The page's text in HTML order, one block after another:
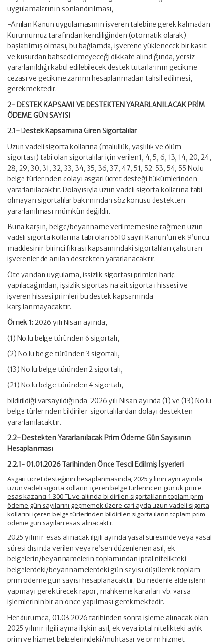
uygulamalarının sonlandırılması,
-Anılan Kanun uygulamasının işveren talebine gerek kalmadan
Kurumumuz tarafından kendiliğinden (otomatik olarak)
başlatılmış olması, bu bağlamda, işverene yüklenecek bir kasıt
ve kusurdan bahsedilemeyeceği dikkate alındığında, yersiz
yararlanıldığı kabul edilebilecek destek tutarlarının gecikme
cezası ve gecikme zammı hesaplanmadan tahsil edilmesi,
gerekmektedir.
2- DESTEK KAPSAMI VE DESTEKTEN YARARLANILACAK PRİM
ÖDEME GÜN SAYISI
2.1- Destek Kapsamına Giren Sigortalılar
Uzun vadeli sigorta kollarına (malullük, yaşlılık ve ölüm
sigortası) tabi olan sigortalılar için verilen1, 4, 5, 6, 13, 14, 20, 24,
28, 29, 30, 31, 32, 33, 34, 35, 36, 37, 47, 51, 52, 53, 54, 55 No.lu
belge türlerinden dolayı asgari ücret desteği hükümlerinden
yararlanılacaktır. Dolayısıyla uzun vadeli sigorta kollarına tabi
olmayan sigortalılar bakımından söz konusu destekten
yararlanılması mümkün değildir.
Buna karşın, belge/beyanname verilmemesine rağmen uzun
vadeli sigorta kollarına tabi olan 5510 sayılı Kanun’un ek 9’uncu
maddesinin birinci fıkrası kapsamındaki sigortalıları çalıştıran
işverenler de anılan destekten yararlanacaktır.
Öte yandan uygulama, işsizlik sigortası primleri hariç
yapılacağından, işsizlik sigortasına ait sigortalı hissesi ve
işveren hissesi primleri bu destek kapsamında
karşılanmayacaktır.
Örnek 1:2026 yılı Nisan ayında;
(1) No.lu belge türünden 6 sigortalı,
(2) No.lu belge türünden 3 sigortalı,
(13) No.lu belge türünden 2 sigortalı,
(21) No.lu belge türünden 4 sigortalı,
bildirildiği varsayıldığında, 2026 yılı Nisan ayında (1) ve (13) No.lu
belge türlerinden bildirilen sigortalılardan dolayı destekten
yararlanılacaktır.
2.2- Destekten Yararlanılacak Prim Ödeme Gün Sayısının
Hesaplanması
2.2.1- 01.01.2026 Tarihinden Önce Tescil Edilmiş İşyerleri
Asgari ücret desteğinin hesaplanmasında, 2025 yılının aynı ayında
uzun vadeli sigorta kollarını içeren belge türlerinden günlük prime
esas kazancı 1.300 TL ve altında bildirilen sigortalıların toplam prim
ödeme gün sayılarını geçmemek üzere cari ayda uzun vadeli sigorta
kollarını içeren belge türlerinden bildirilen sigortalıların toplam prim
ödeme gün sayıları esas alınacaktır.
2025 yılının esas alınacak ilgili ayında yasal süresinde veya yasal
süresi dışında verilen veya re’sen düzenlenen asıl, ek
belgelerin/beyannamelerin toplamından iptal nitelikteki
belgelerdeki/beyannamelerdeki gün sayısı düşülerek toplam
prim ödeme gün sayısı hesaplanacaktır. Bu nedenle elde işlem
yapmayı gerektirecek rapor, mahkeme kararları vb. varsa
işlemlerinin bir an önce yapılması gerekmektedir.
Her durumda, 01.03.2026 tarihinden sonra işleme alınacak olan
2025 yılının ilgili ayına ilişkin asıl, ek veya iptal nitelikteki aylık
prim ve hizmet belgelerindeki/muhtasar ve prim hizmet